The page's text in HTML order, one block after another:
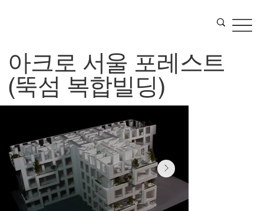
아크로 서울 포레스트
(뚝섬 복합빌딩)